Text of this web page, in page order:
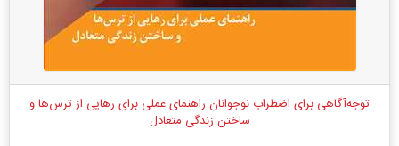
توجه‌آگاهی برای اضطراب نوجوانان راهنمای عملی برای رهایی از ترس‌ها و
ساختن زندگی متعادل